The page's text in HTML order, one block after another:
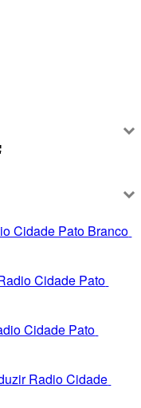
Cidade Pato Branco
Cidade Pato
Cidade Pato
Radio Cidade